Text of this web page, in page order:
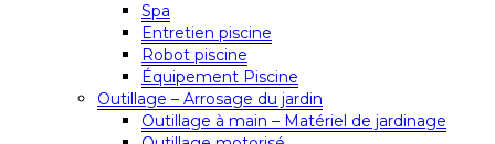
Spa
Entretien piscine
Robot piscine
Équipement Piscine
Outillage – Arrosage du jardin
Outillage à main – Matériel de jardinage